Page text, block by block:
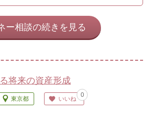
ー相談の続きを見る
将来の資産形成
東京都 いいね
0